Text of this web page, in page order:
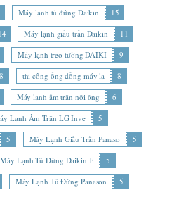
Máy lạnh tủ đứng Daikin
15
14 Máy lạnh giấu trần Daikin
11
Máy lạnh treo tường DAIKI
9
8 thi công ống đồng máy lạ
8
Máy lạnh âm trần nối ống
6
Lạnh Âm Trần LG Inve
5
5 Máy Lạnh Giấu Trần Panaso
5
Máy Lạnh Tủ Đứng Daikin F
5
Máy Lạnh Tủ Đứng Panason 5